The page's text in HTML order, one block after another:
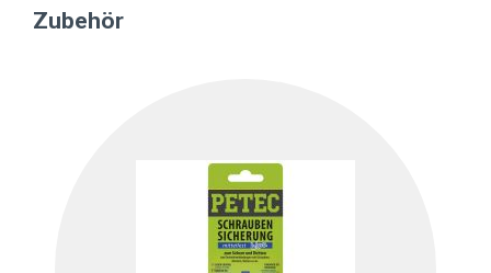
Zubehör